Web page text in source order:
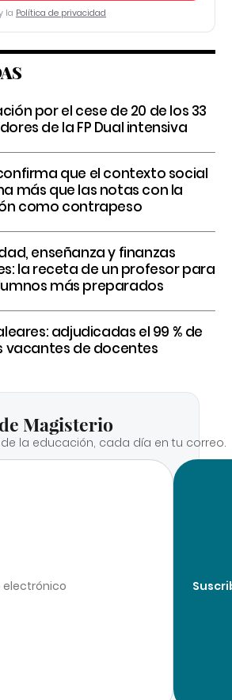
la Política de privacidad
por el cese de 20 de los 33
de la FP Dual intensiva
confirma que el contexto social
más que las notas con la
como contrapeso
enseñanza y finanzas
la receta de un profesor para
más preparados
adjudicadas el 99 % de
vacantes de docentes
Magisterio
la educación, cada día en tu correo.